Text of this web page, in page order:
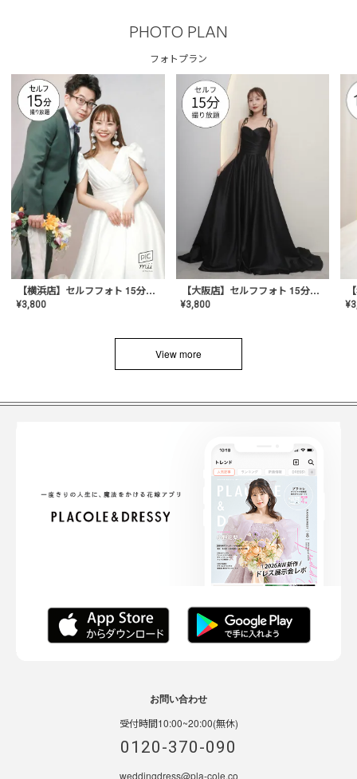
PHOTO PLAN
フォトプラン
【横浜店】セルフフォト 15分撮り放題プラン
¥3,800
【大阪店】セルフフォト 15分撮り放題プラン
¥3,800 ¥
View more
お問い合わせ
受付時間10:00~20:00(無休)
0120-370-090
weddingdress@pla-cole.co